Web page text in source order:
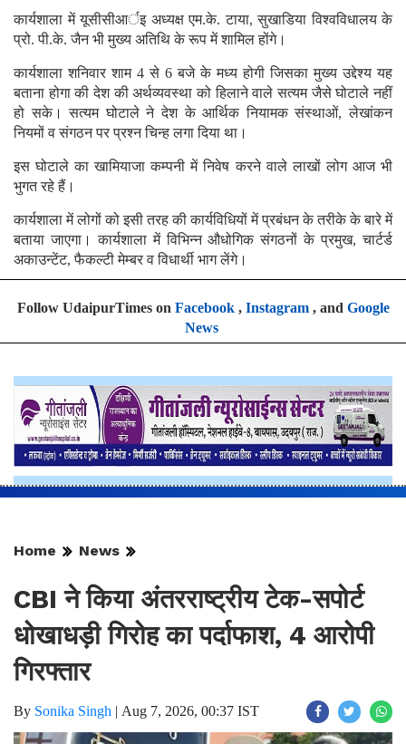
कार्यशाला में यूसीसीआर्इ अध्यक्ष एम.के. टाया, सुखाडिया विश्वविधालय के
प्रो. पी.के. जैन भी मुख्य अतिथि के रूप में शामिल होंगे।
कार्यशाला शनिवार शाम 4 से 6 बजे के मध्य होगी जिसका मुख्य उद्देश्य यह
बताना होगा की देश की अर्थव्यवस्था को हिलाने वाले सत्यम जैसे घोटाले नहीं
हो सके। सत्यम घोटाले ने देश के आर्थिक नियामक संस्थाओं, लेखांकन
नियमों व संगठन पर प्रश्न चिन्ह लगा दिया था।
इस घोटाले का खामियाजा कम्पनी में निवेष करने वाले लाखों लोग आज भी
भुगत रहे हैं।
कार्यशाला में लोगों को इसी तरह की कार्यविधियों में प्रबंधन के तरीके के बारे में
बताया जाएगा। कार्यशाला में विभिन्न औधोगिक संगठनों के प्रमुख, चार्टर्ड
अकाउन्टेंट, फैकल्टी मेम्बर व विधार्थी भाग लेंगे।
Follow UdaipurTimes on Facebook, Instagram, and Google
News
Home News
CBI ने किया अंतरराष्ट्रीय टेक-सपोर्ट
धोखाधड़ी गिरोह का पर्दाफाश, 4 आरोपी
गिरफ्तार
By Sonika Singh | Aug 7, 2026, 00:37 IST